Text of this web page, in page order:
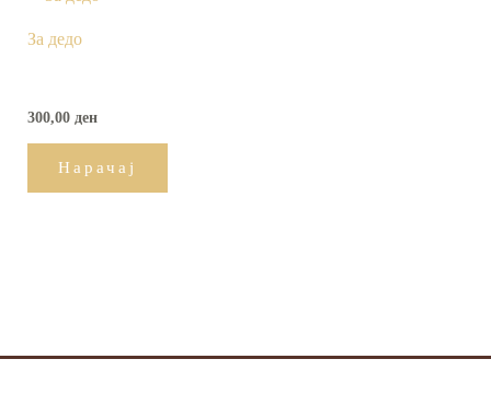
За дедо
300,00 ден
Нарачај